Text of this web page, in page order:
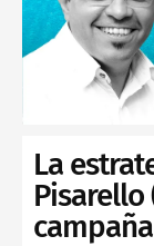
La
Pisarello